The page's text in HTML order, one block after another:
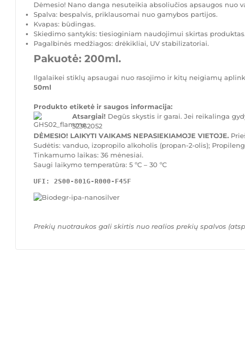
Dėmesio! Nano danga nesuteikia absoliučios apsaugos nuo
Spalva: bespalvis, priklausomai nuo gamybos partijos.
Kvapas: būdingas.
Skiedimo santykis: tiesioginiam naudojimui skirtas
Pagalbinės medžiagos: drėkikliai, UV stabilizatoriai.
Pakuotė: 200ml.
Ilgalaikei stiklų apsaugai nuo rasojimo ir kitų neigiamų
50ml
Produkto etiketė ir saugos informacija:
Atsargiai! Degūs skystis ir garai. Jei reikalinga
52362052
DĖMESIO! LAIKYTI VAIKAMS NEPASIEKIAMOJE VIETOJE.
Sudėtis: vanduo, izopropilo alkoholis (propan-2-olis);
Tinkamumo laikas: 36 mėnesiai.
Saugi laikymo temperatūra: 5 ºC – 30 ºC
UFI: 2S00-801G-R000-F45F
Prekių nuotraukos gali skirtis nuo realios prekių spalvos